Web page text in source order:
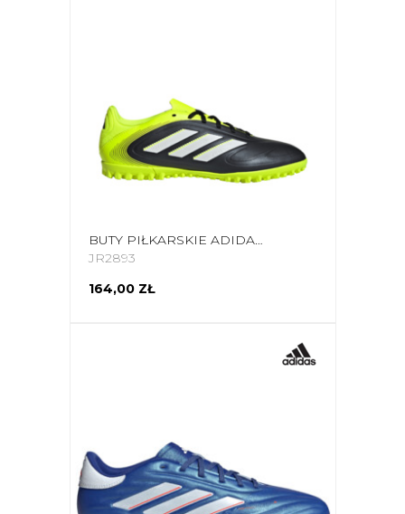
BUTY PIŁKARSKIE ADIDAS COPA PURE 3 CLUB TF JR2893
JR2893
164,00 ZŁ